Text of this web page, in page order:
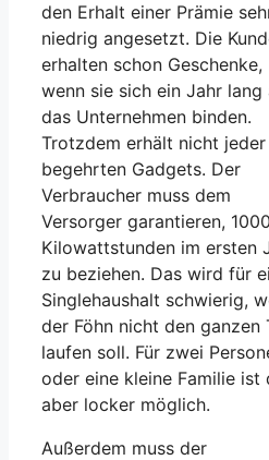
den Erhalt einer Prämie
niedrig angesetzt. Die
erhalten schon Geschenke,
wenn sie sich ein Jahr lang
das Unternehmen binden.
Trotzdem erhält nicht
begehrten Gadgets. Der
Verbraucher muss dem
Versorger garantieren, 1000
Kilowattstunden im ersten
zu beziehen. Das wird für
Singlehaushalt schwierig,
der Föhn nicht den ganzen
laufen soll. Für zwei
oder eine kleine Familie ist
aber locker möglich.
Außerdem muss der